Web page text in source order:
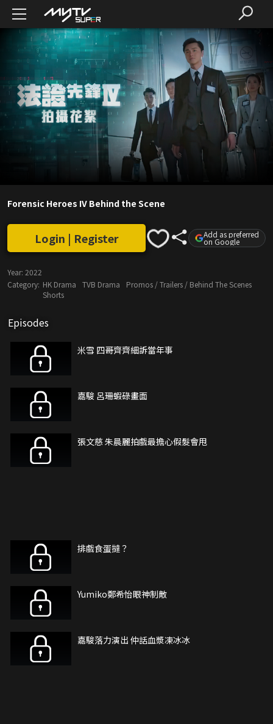
Forensic Heroes IV Behind the Scene
Login | Register Add as preferred
on Google
Year: 2022
Category: HK Drama TVB Drama
Promos / Trailers / Behind The Scenes
Shorts
Episodes
米雪 四哥齊齊細訴當年事
嘉駿 呂珊蝦碌畫面
張文慈 朱晨麗拍戲最擔心假髮會甩
排戲食蛋撻？
Yumiko鄭希怡眼神制敵
嘉駿落力演出 仲話血漿凍冰冰